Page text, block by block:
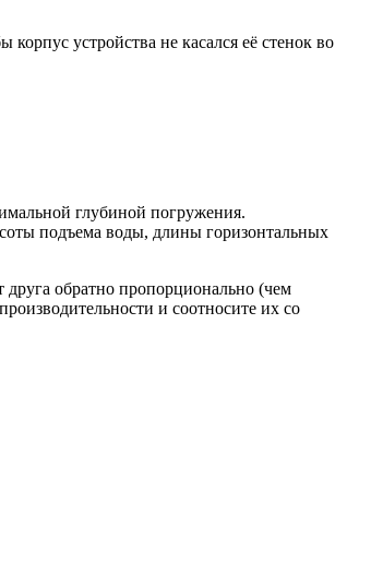
устройства не касался её стенок во
глубиной погружения.
подъема воды, длины горизонтальных
друга обратно пропорционально (чем
и соотносите их со